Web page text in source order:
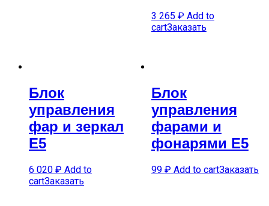
3 265 ₽ Add to
cartЗаказать
Блок
управления
фар и зеркал
E5
6 020 ₽ Add to
cartЗаказать
Блок
управления
фарами и
фонарями E5
99 ₽ Add to cartЗаказать